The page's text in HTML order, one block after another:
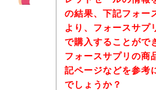
の結果、下記フォー
より、フォースサプ
で購入することがで
フォースサプリの商
記ページなどを参考
でしょうか？